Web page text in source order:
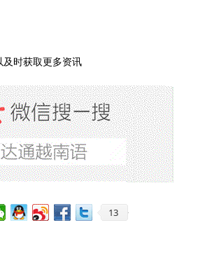
13
及时获取更多资讯